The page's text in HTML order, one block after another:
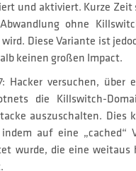
und aktiviert. Kurze Zeit
ohne
Diese Variante ist
keinen großen Impact.
Hacker versuchen, über
die Killswitch-
auszuschalten. Dies
auf eine „cached“
wurde, die eine weitaus